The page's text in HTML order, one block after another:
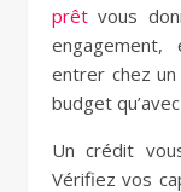
prêt vous
entrer chez
budget
Un crédit
Vérifiez vos